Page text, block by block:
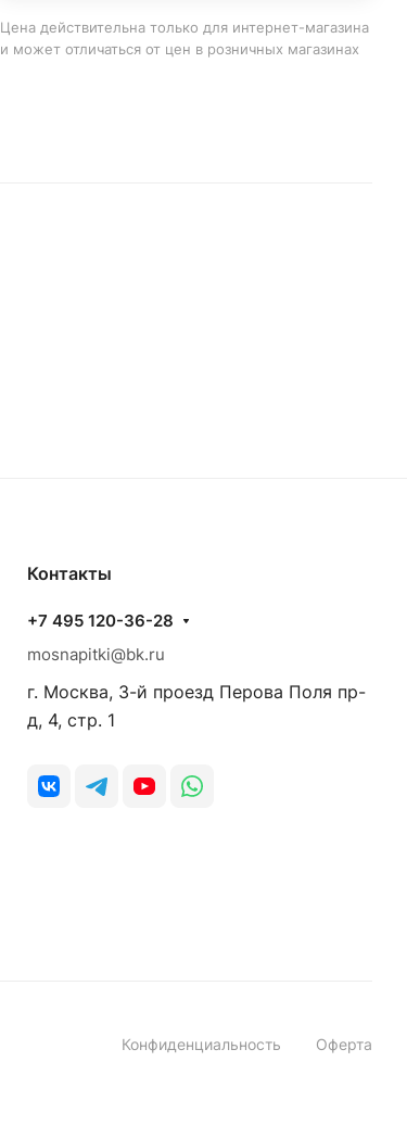
Цена действительна только для интернет-магазина
и может отличаться от цен в розничных магазинах
Контакты
+7 495 120-36-28
mosnapitki@bk.ru
г. Москва, 3-й проезд Перова Поля пр-
д, 4, стр. 1
Конфиденциальность Оферта